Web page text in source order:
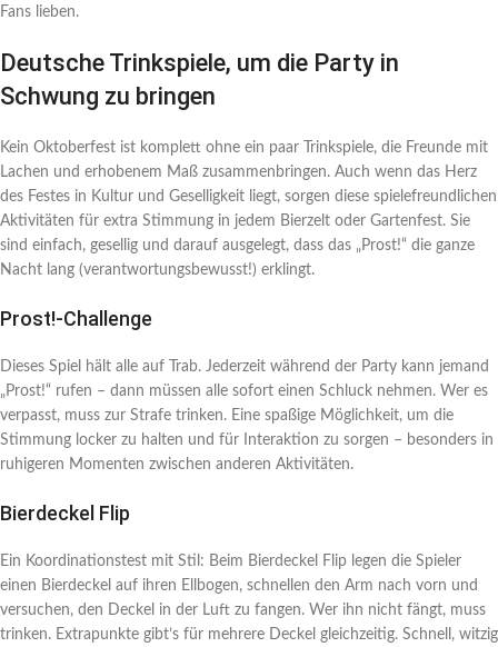
Fans lieben.
Deutsche Trinkspiele, um die Party in
Schwung zu bringen
Kein Oktoberfest ist komplett ohne ein paar Trinkspiele, die Freunde mit
Lachen und erhobenem Maß zusammenbringen. Auch wenn das Herz
des Festes in Kultur und Geselligkeit liegt, sorgen diese spielefreundlichen
Aktivitäten für extra Stimmung in jedem Bierzelt oder Gartenfest. Sie
sind einfach, gesellig und darauf ausgelegt, dass das „Prost!“ die ganze
Nacht lang (verantwortungsbewusst!) erklingt.
Prost!-Challenge
Dieses Spiel hält alle auf Trab. Jederzeit während der Party kann jemand
„Prost!“ rufen – dann müssen alle sofort einen Schluck nehmen. Wer es
verpasst, muss zur Strafe trinken. Eine spaßige Möglichkeit, um die
Stimmung locker zu halten und für Interaktion zu sorgen – besonders in
ruhigeren Momenten zwischen anderen Aktivitäten.
Bierdeckel Flip
Ein Koordinationstest mit Stil: Beim Bierdeckel Flip legen die Spieler
einen Bierdeckel auf ihren Ellbogen, schnellen den Arm nach vorn und
versuchen, den Deckel in der Luft zu fangen. Wer ihn nicht fängt, muss
trinken. Extrapunkte gibt’s für mehrere Deckel gleichzeitig. Schnell, witzig